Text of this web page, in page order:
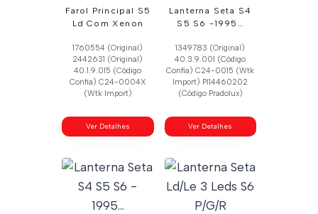
Farol Principal S5
Ld Com Xenon
1760554 (Original)
2442631 (Original)
40.1.9.015 (Código
Confia) C24-0004X
(Wtk Import)
Ver Detalhes
Lanterna Seta S4
S5 S6 -1995…
1349783 (Original)
40.3.9.001 (Código
Confia) C24-0015 (Wtk
Import) Pl14460202
(Código Pradolux)
Ver Detalhes